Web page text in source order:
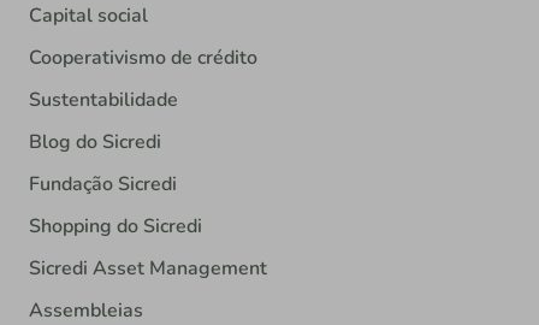
Capital social
Cooperativismo de crédito
Sustentabilidade
Blog do Sicredi
Fundação Sicredi
Shopping do Sicredi
Sicredi Asset Management
Assembleias